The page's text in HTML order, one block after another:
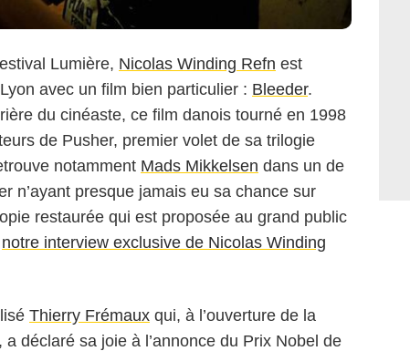
Lumière, Nicolas Winding Refn est
avec un film bien particulier : Bleeder.
du cinéaste, ce film danois tourné en 1998
de Pusher, premier volet de sa trilogie
notamment Mads Mikkelsen dans un de
n’ayant presque jamais eu sa chance sur
restaurée qui est proposée au grand public
notre interview exclusive de Nicolas Winding
Thierry Frémaux qui, à l’ouverture de la
, a déclaré sa joie à l’annonce du Prix Nobel de